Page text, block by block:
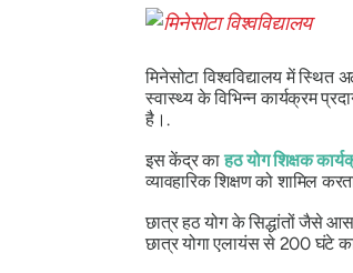
मिनेसोटा विश्वविद्यालय में
स्वास्थ्य के विभिन्न कार्यक्रम
है।.
इस केंद्र काहठ योग शिक्षक
व्यावहारिक शिक्षण को शामिल
छात्र हठ योग के सिद्धांतों जैसे
छात्र योगा एलायंस से 200 घंटे